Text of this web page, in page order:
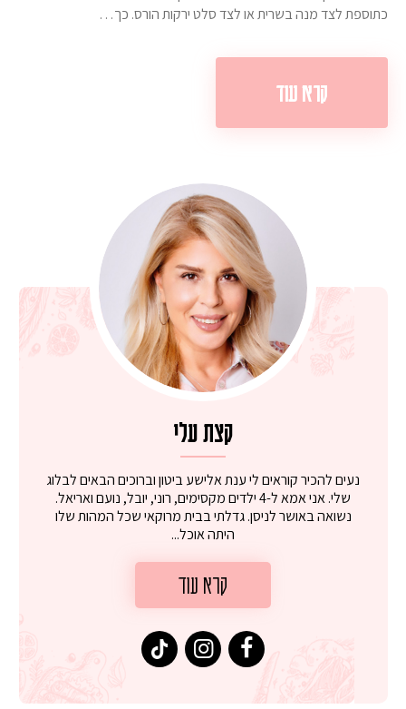
כתוספת לצד מנה בשרית או לצד סלט ירקות הורס. כך…
קרא עוד
קצת עלי
נעים להכיר קוראים לי ענת אלישע ביטון וברוכים הבאים לבלוג
שלי. אני אמא ל-4 ילדים מקסימים, רוני, יובל, נועם ואריאל.
נשואה באושר לניסן. גדלתי בבית מרוקאי שכל המהות שלו
היתה אוכל...
קרא עוד